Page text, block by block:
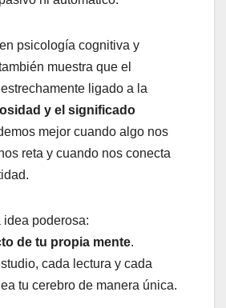
psicología cognitiva y
muestra que el
ligado a la
y el significado
mejor cuando algo nos
reta y cuando nos conecta
idea poderosa:
de tu propia mente.
cada lectura y cada
tu cerebro de manera única.